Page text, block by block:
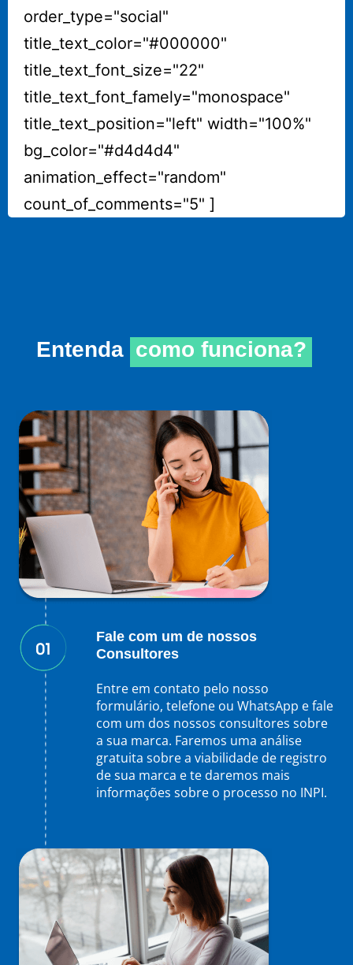
order_type="social"
title_text_color="#000000"
title_text_font_size="22"
title_text_font_famely="monospace"
title_text_position="left" width="100%"
bg_color="#d4d4d4"
animation_effect="random"
count_of_comments="5" ]
Entenda como funciona?
Fale com um de nossos
Consultores
Entre em contato pelo nosso
formulário, telefone ou WhatsApp e fale
com um dos nossos consultores sobre
a sua marca. Faremos uma análise
gratuita sobre a viabilidade de registro
de sua marca e te daremos mais
informações sobre o processo no INPI.